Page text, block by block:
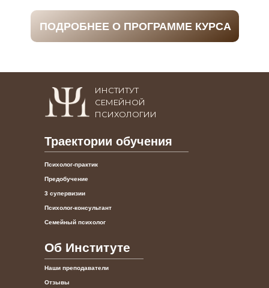
ПОДРОБНЕЕ О ПРОГРАММЕ КУРСА
Траектории обучения
Психолог-практик
Предобучение
3 супервизии
Психолог-консультант
Семейный психолог
Об Институте
Наши преподаватели
Отзывы
ИНСТИТУТ
СЕМЕЙНОЙ
ПСИХОЛОГИИ